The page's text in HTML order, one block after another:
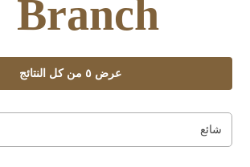
Branch ١
عرض ⁦٥⁩ من كل النتائج